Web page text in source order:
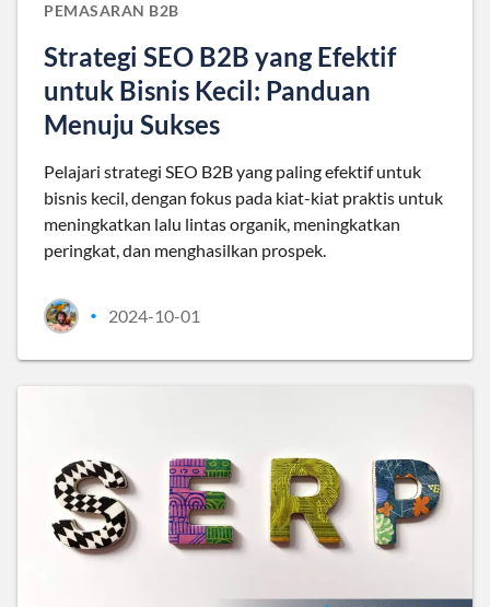
PEMASARAN B2B
Strategi SEO B2B yang Efektif
untuk Bisnis Kecil: Panduan
Menuju Sukses
Pelajari strategi SEO B2B yang paling efektif untuk
bisnis kecil, dengan fokus pada kiat-kiat praktis untuk
meningkatkan lalu lintas organik, meningkatkan
peringkat, dan menghasilkan prospek.
• 2024-10-01